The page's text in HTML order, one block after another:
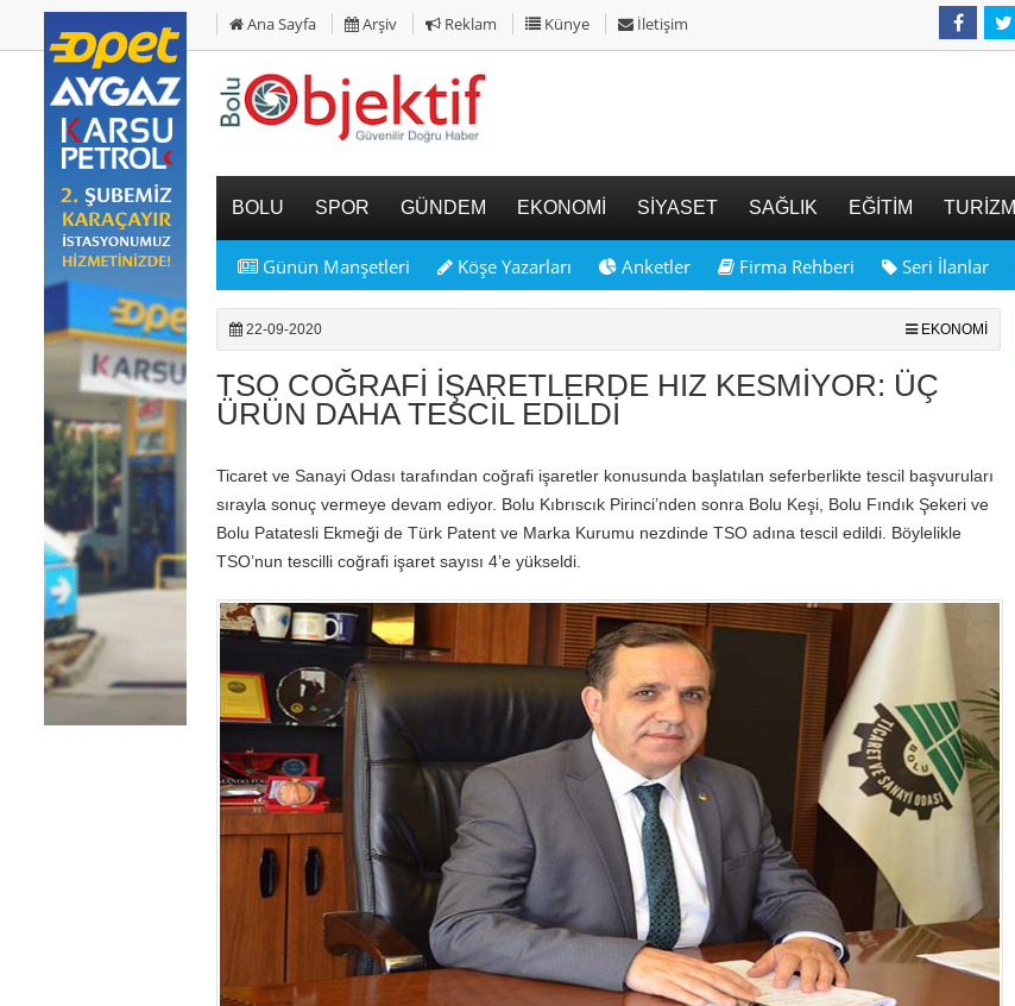
Ana Sayfa Arşiv Reklam Künye İletişim
BOLU SPOR GÜNDEM EKONOMİ SİYASET SAĞLIK EĞİTİM TURİZM
Günün Manşetleri Köşe Yazarları Anketler Firma Rehberi Seri İlanlar
22-09-2020 EKONOMİ
TSO COĞRAFİ İŞARETLERDE HIZ KESMİYOR: ÜÇ
ÜRÜN DAHA TESCİL EDİLDİ
Ticaret ve Sanayi Odası tarafından coğrafi işaretler konusunda başlatılan seferberlikte tescil başvuruları
sırayla sonuç vermeye devam ediyor. Bolu Kıbrıscık Pirinci’nden sonra Bolu Keşi, Bolu Fındık Şekeri ve
Bolu Patatesli Ekmeği de Türk Patent ve Marka Kurumu nezdinde TSO adına tescil edildi. Böylelikle
TSO’nun tescilli coğrafi işaret sayısı 4’e yükseldi.